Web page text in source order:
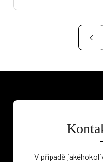
V případě